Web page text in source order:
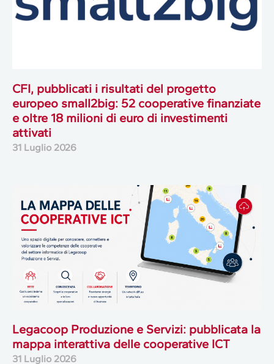
CFI, pubblicati i risultati del progetto
europeo small2big: 52 cooperative finanziate
e oltre 18 milioni di euro di investimenti
attivati
31 Luglio 2026
Legacoop Produzione e Servizi: pubblicata la
mappa interattiva delle cooperative ICT
31 Luglio 2026